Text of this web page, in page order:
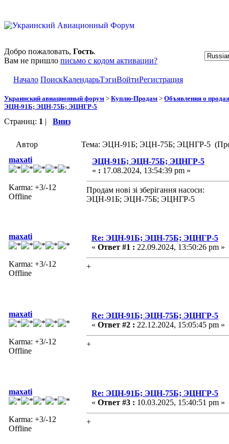
Добро пожаловать, Гость.
Вам не пришло письмо с кодом активации?
Начало ПоискКалендарьТэгиВойтиРегистрация
Украинский авиационный форум > Куплю-Продам > Объявления о
ЭЦН-91Б; ЭЦН-75Б; ЭЦНГР-5
Страниц: 1 | Вниз
Автор
Тема: ЭЦН-91Б; ЭЦН-75Б; ЭЦНГР-5
maxati
Karma: +3/-12
Offline
ЭЦН-91Б; ЭЦН-75Б; ЭЦНГР-5
« : 17.08.2024, 13:54:39 pm »
Продам нові зі зберігання насоси:
ЭЦН-91Б; ЭЦН-75Б; ЭЦНГР-5
maxati
Karma: +3/-12
Offline
Re: ЭЦН-91Б; ЭЦН-75Б; ЭЦНГР-5
« Ответ #1 : 22.09.2024, 13:50:26 pm »
+
maxati
Karma: +3/-12
Offline
Re: ЭЦН-91Б; ЭЦН-75Б; ЭЦНГР-5
« Ответ #2 : 22.12.2024, 15:05:45 pm »
+
maxati
Karma: +3/-12
Offline
Re: ЭЦН-91Б; ЭЦН-75Б; ЭЦНГР-5
« Ответ #3 : 10.03.2025, 15:40:51 pm »
+